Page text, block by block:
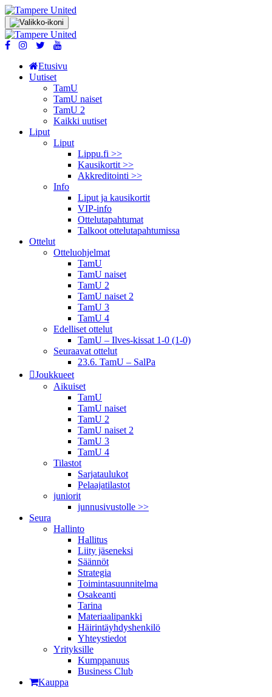
Etusivu
Uutiset
TamU
TamU naiset
TamU 2
Kaikki uutiset
Liput
Liput
Lippu.fi >>
Kausikortit >>
Akkreditointi >>
Info
Liput ja kausikortit
VIP-info
Ottelutapahtumat
Talkoot ottelu­tapahtumissa
Ottelut
Otteluohjelmat
TamU
TamU naiset
TamU 2
TamU naiset 2
TamU 3
TamU 4
Edelliset ottelut
TamU – Ilves-kissat 1-0 (1-0)
Seuraavat ottelut
23.6. TamU – SalPa
Joukkueet
Aikuiset
TamU
TamU naiset
TamU 2
TamU naiset 2
TamU 3
TamU 4
Tilastot
Sarjataulukot
Pelaajatilastot
juniorit
junnusivustolle >>
Seura
Hallinto
Hallitus
Liity jäseneksi
Säännöt
Strategia
Toimintasuunnitelma
Osakeanti
Tarina
Materiaalipankki
Häirintä­yhdyshenkilö
Yhteystiedot
Yrityksille
Kumppanuus
Business Club
Kauppa